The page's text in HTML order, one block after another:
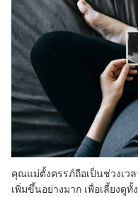
คุณแม่ตั้งครรภ์ถือเป็นช่วงเว
เพิ่มขึ้นอย่างมาก เพื่อเลี้ยงดู